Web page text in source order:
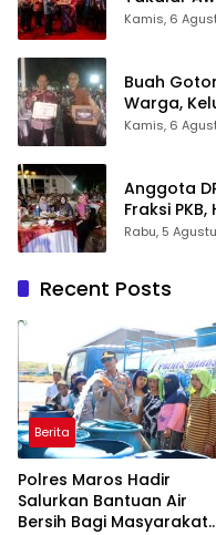
Hadirkan
Kamis, 6
Buah
Warga,
Takalar
Kamis, 6
Anggota
Fraksi
Beri
Rabu, 5
Recent Posts
Berita
Polres Maros Hadir
Salurkan Bantuan Air
Bersih Bagi Masyarakat